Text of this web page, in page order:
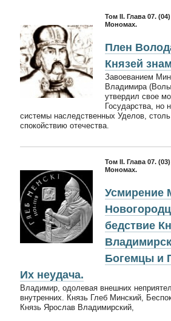
Том II. Глава 07.
Мономах.
Плен
Князей
Завоеванием
Владимира
утвердил свое
Государства, но
системы наследственных Уделов, столь
спокойствию отечества.
Том II. Глава 07.
Мономах.
Усмирение
бедствие
Богемцы и
Их неудача.
Владимир, одолевая внешних
внутренних. Князь Глеб Минский,
Князь Ярослав Владимирский,